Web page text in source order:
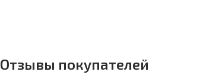
Отзывы покупателей